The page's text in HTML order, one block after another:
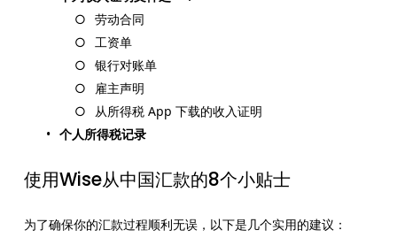
劳动合同
工资单
银行对账单
雇主声明
从所得税 App 下载的收入证明
个人所得税记录
使用Wise从中国汇款的8个小贴士
为了确保你的汇款过程顺利无误，以下是几个实用的建议：